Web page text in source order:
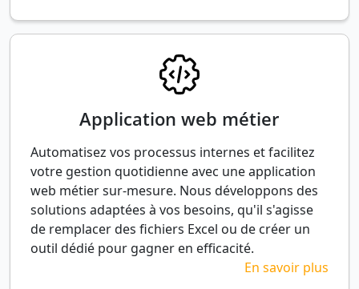
Application web métier
Automatisez vos processus internes et facilitez
votre gestion quotidienne avec une application
web métier sur-mesure. Nous développons des
solutions adaptées à vos besoins, qu'il s'agisse
de remplacer des fichiers Excel ou de créer un
outil dédié pour gagner en efficacité.
En savoir plus